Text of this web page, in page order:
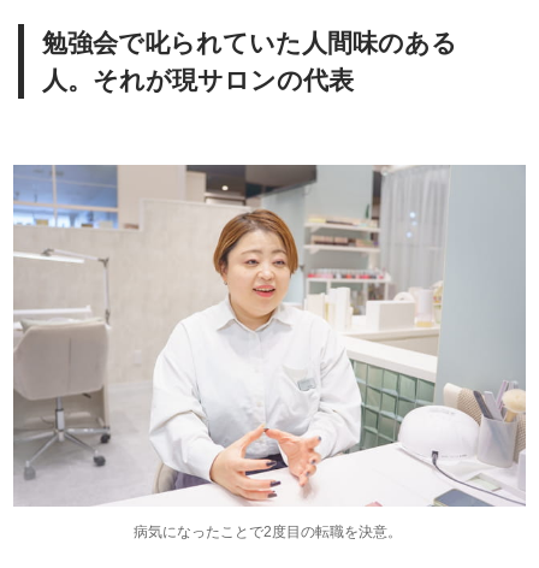
勉強会で叱られていた人間味のある
人。それが現サロンの代表
病気になったことで2度目の転職を決意。